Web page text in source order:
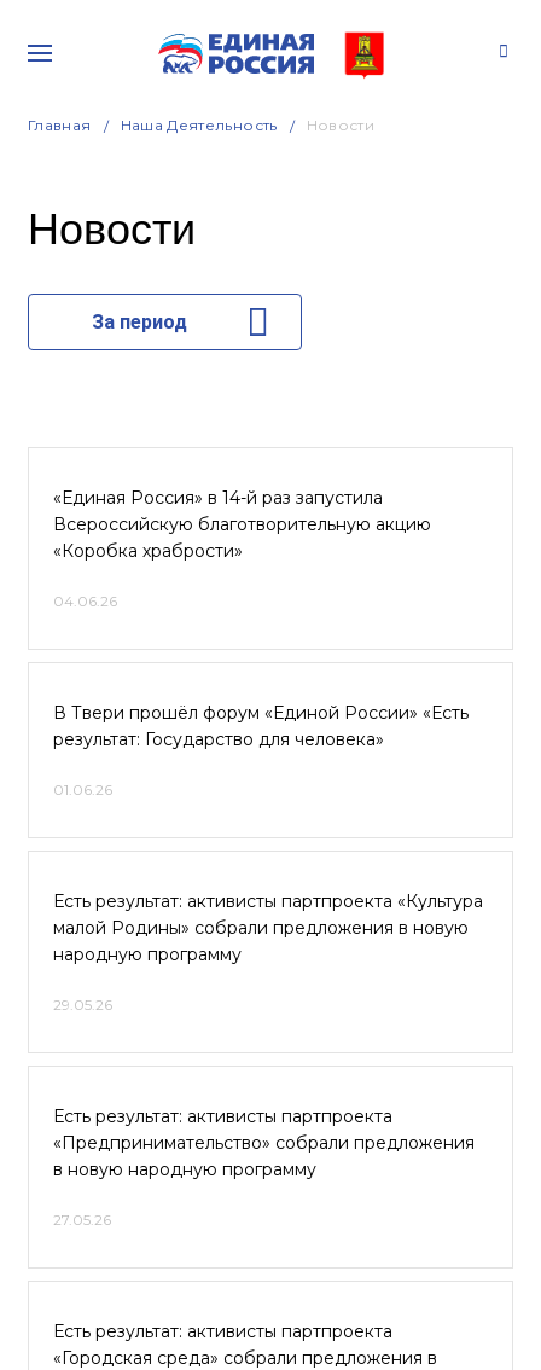
Главная Наша Деятельность Новости
Новости
За период
«Единая Россия» в 14-й раз запустила
Всероссийскую благотворительную акцию
«Коробка храбрости»
04.06.26
В Твери прошёл форум «Единой России» «Есть
результат: Государство для человека»
01.06.26
Есть результат: активисты партпроекта «Культура
малой Родины» собрали предложения в новую
народную программу
29.05.26
Есть результат: активисты партпроекта
«Предпринимательство» собрали предложения
в новую народную программу
27.05.26
Есть результат: активисты партпроекта
«Городская среда» собрали предложения в